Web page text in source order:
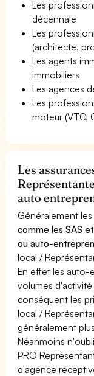
Les
décennale
Les
(architecte,
Les agents
immobiliers
Les agences
Les
moteur (VTC,
Les
auto
Généralement
comme les SAS
ou auto-
local /
En effet les auto-
volumes
conséquent les
local /
généralement
Néanmoins
PRO
d'agence